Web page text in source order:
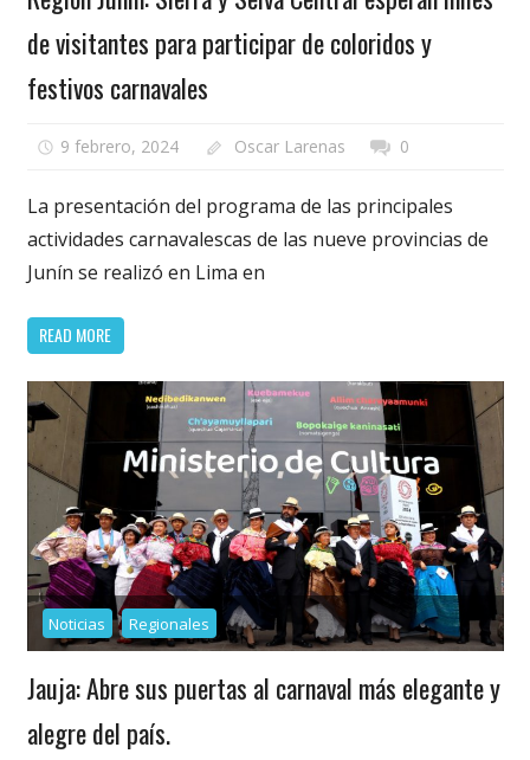
de visitantes para participar de coloridos y
festivos carnavales
9 febrero, 2024 Oscar Larenas 0
La presentación del programa de las principales
actividades carnavalescas de las nueve provincias de
Junín se realizó en Lima en
READ MORE
Noticias Regionales
Jauja: Abre sus puertas al carnaval más elegante y
alegre del país.